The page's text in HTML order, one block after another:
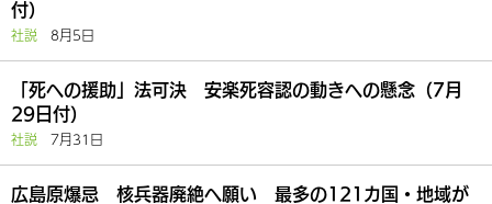
付）
社説 8月5日
「死への援助」法可決 安楽死容認の動きへの懸念（7月
29日付）
社説 7月31日
広島原爆忌 核兵器廃絶へ願い 最多の121カ国・地域が